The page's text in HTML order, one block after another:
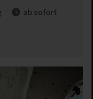
ab sofort